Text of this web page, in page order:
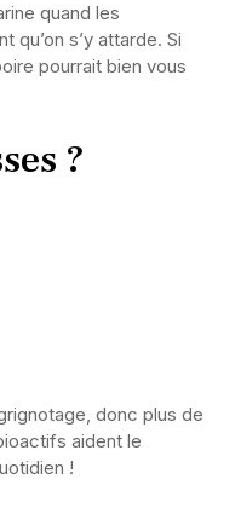
quand les
s’y attarde. Si
pourrait bien vous
?
donc plus de
aident le
!